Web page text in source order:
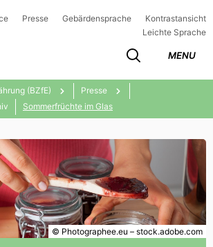
Presse Gebärdensprache
Kontrastansicht
Leichte Sprache
MENU
(BZfE)
Presse
Sommerfrüchte im Glas
© Photographee.eu – stock.adobe.com